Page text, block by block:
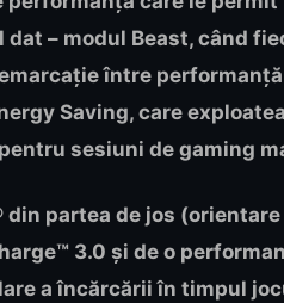
– modul Beast, când
între
Saving, care
sesiuni de gaming
din partea de jos
3.0 și de o
a încărcării în timpul